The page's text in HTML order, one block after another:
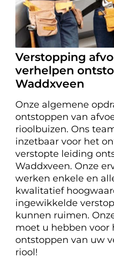
Verstopping
verhelpen
Waddxveen
Onze algemene
ontstoppen van
rioolbuizen. Ons
inzetbaar voor het
verstopte leiding
Waddxveen. Onze
werken enkele en
kwalitatief
ingewikkelde
kunnen ruimen.
moet u hebben voor
ontstoppen van uw
riool!